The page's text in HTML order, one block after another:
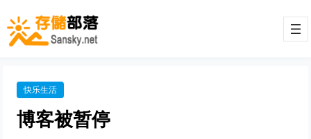
快乐生活
博客被暂停